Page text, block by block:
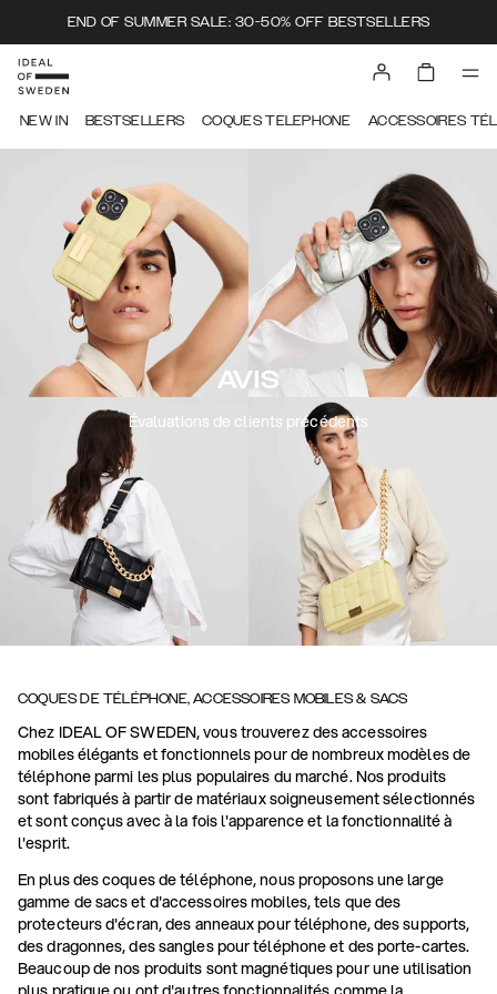
END OF SUMMER SALE: 30-50% OFF BESTSELLERS
NEW IN BESTSELLERS COQUES TELEPHONE ACCESSOIRES
AVIS
Évaluations de clients précédents
COQUES DE TÉLÉPHONE, ACCESSOIRES MOBILES & SACS
Chez IDEAL OF SWEDEN, vous trouverez des accessoires
mobiles élégants et fonctionnels pour de nombreux modèles de
téléphone parmi les plus populaires du marché. Nos produits
sont fabriqués à partir de matériaux soigneusement sélectionnés
et sont conçus avec à la fois l'apparence et la fonctionnalité à
l'esprit.
En plus des coques de téléphone, nous proposons une large
gamme de sacs et d'accessoires mobiles, tels que des
protecteurs d'écran, des anneaux pour téléphone, des supports,
des dragonnes, des sangles pour téléphone et des porte-cartes.
Beaucoup de nos produits sont magnétiques pour une utilisation